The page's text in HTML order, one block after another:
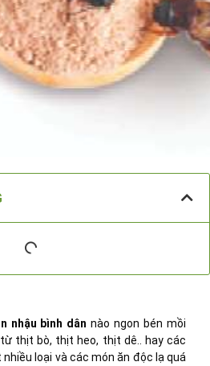
nhậu bình dân nào ngon bén mồi
thịt bò, thịt heo, thịt dê.. hay các
loại và các món ăn độc lạ quá